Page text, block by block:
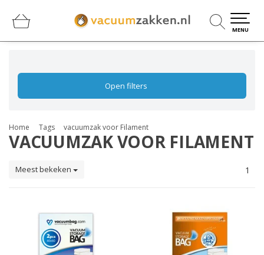
MENU
Open filters
Home Tags vacuumzak voor Filament
VACUUMZAK VOOR FILAMENT
Meest bekeken 1